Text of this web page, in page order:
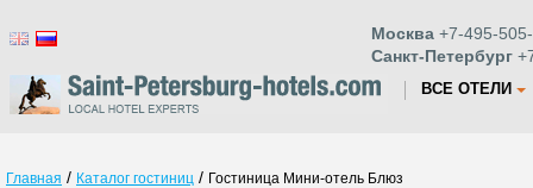
Москва +7-495-
Санкт-Петербург
ВСЕ ОТЕЛИ
Главная / Каталог гостиниц / Гостиница Мини-отель Блюз